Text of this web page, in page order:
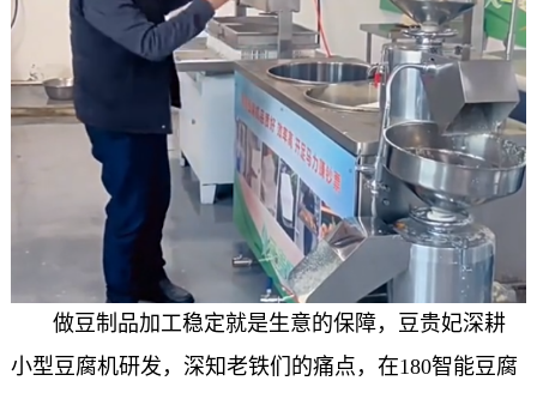
做豆制品加工稳定就是生意的保障，豆贵妃深耕
小型豆腐机研发，深知老铁们的痛点，在180智能豆腐